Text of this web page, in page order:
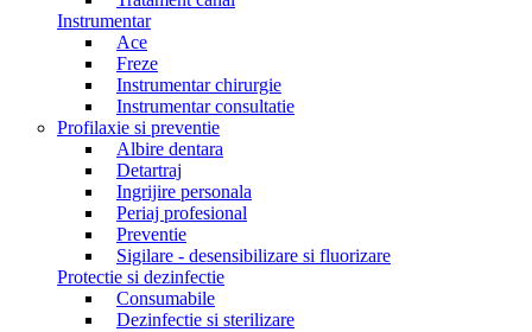
Instrumentar
Ace
Freze
Instrumentar chirurgie
Instrumentar consultatie
Profilaxie si preventie
Albire dentara
Detartraj
Ingrijire personala
Periaj profesional
Preventie
Sigilare - desensibilizare si fluorizare
Protectie si dezinfectie
Consumabile
Dezinfectie si sterilizare